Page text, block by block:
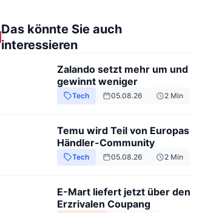
Das könnte Sie auch
interessieren
Zalando setzt mehr um und
gewinnt weniger
Tech 05.08.26 2 Min
Temu wird Teil von Europas
Händler-Community
Tech 05.08.26 2 Min
E-Mart liefert jetzt über den
Erzrivalen Coupang